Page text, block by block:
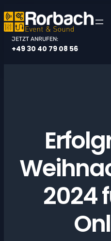
Zum
Inhalt
springen
JETZT ANRUFEN:
+49 30 40 79 08 56
2024